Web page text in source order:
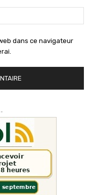
dans ce navigateur